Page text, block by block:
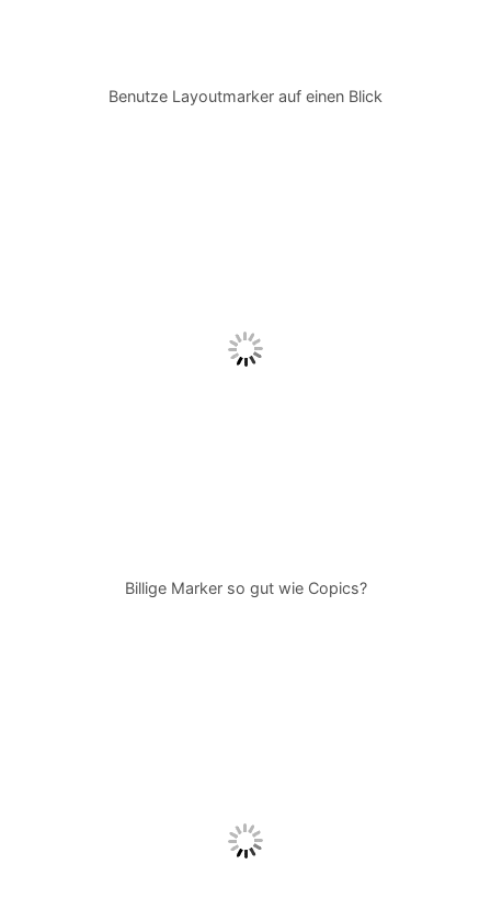
Benutze Layoutmarker auf einen Blick
Billige Marker so gut wie Copics?